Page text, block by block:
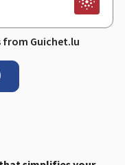
from Guichet.lu